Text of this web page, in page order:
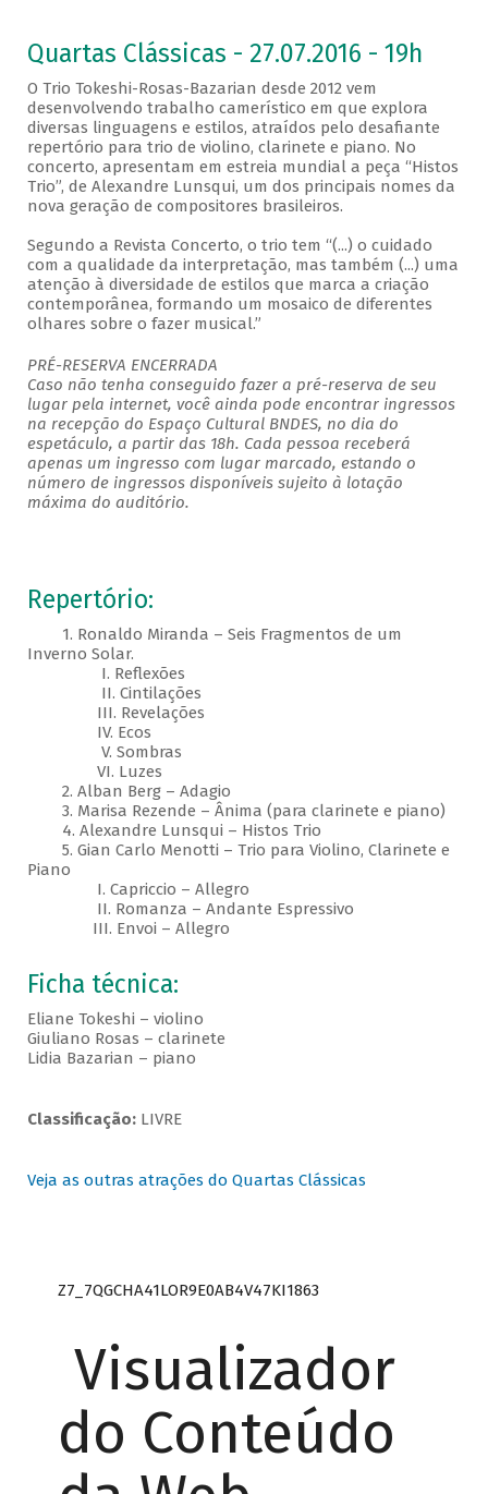
Quartas Clássicas - 27.07.2016 - 19h
O Trio Tokeshi-Rosas-Bazarian desde 2012 vem
desenvolvendo trabalho camerístico em que explora
diversas linguagens e estilos, atraídos pelo desafiante
repertório para trio de violino, clarinete e piano. No
concerto, apresentam em estreia mundial a peça “Histos
Trio”, de Alexandre Lunsqui, um dos principais nomes da
nova geração de compositores brasileiros.
Segundo a Revista Concerto, o trio tem “(...) o cuidado
com a qualidade da interpretação, mas também (...) uma
atenção à diversidade de estilos que marca a criação
contemporânea, formando um mosaico de diferentes
olhares sobre o fazer musical.”
PRÉ-RESERVA ENCERRADA
Caso não tenha conseguido fazer a pré-reserva de seu
lugar pela internet, você ainda pode encontrar ingressos
na recepção do Espaço Cultural BNDES, no dia do
espetáculo, a partir das 18h. Cada pessoa receberá
apenas um ingresso com lugar marcado, estando o
número de ingressos disponíveis sujeito à lotação
máxima do auditório.
Repertório:
1. Ronaldo Miranda – Seis Fragmentos de um
Inverno Solar.
I. Reflexões
II. Cintilações
III. Revelações
IV. Ecos
V. Sombras
VI. Luzes
2. Alban Berg – Adagio
3. Marisa Rezende – Ânima (para clarinete e piano)
4. Alexandre Lunsqui – Histos Trio
5. Gian Carlo Menotti – Trio para Violino, Clarinete e
Piano
I. Capriccio – Allegro
II. Romanza – Andante Espressivo
III. Envoi – Allegro
Ficha técnica:
Eliane Tokeshi – violino
Giuliano Rosas – clarinete
Lidia Bazarian – piano
Classificação:LIVRE
Veja as outras atrações do Quartas Clássicas
Z7_7QGCHA41LOR9E0AB4V47KI1863
Visualizador
do Conteúdo